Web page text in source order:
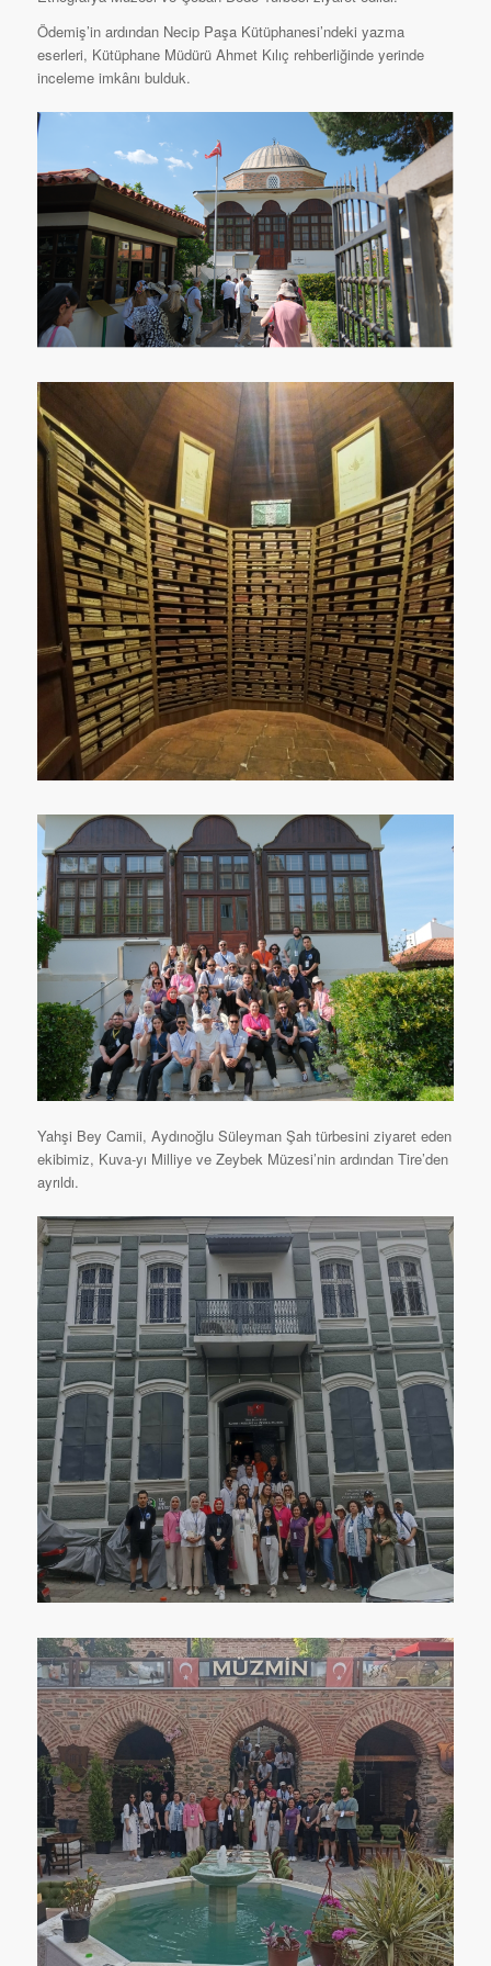
Ödemiş’in ardından Necip Paşa Kütüphanesi’ndeki yazma
eserleri, Kütüphane Müdürü Ahmet Kılıç rehberliğinde yerinde
inceleme imkânı bulduk.
Yahşi Bey Camii, Aydınoğlu Süleyman Şah türbesini ziyaret eden
ekibimiz, Kuva-yı Milliye ve Zeybek Müzesi’nin ardından Tire’den
ayrıldı.